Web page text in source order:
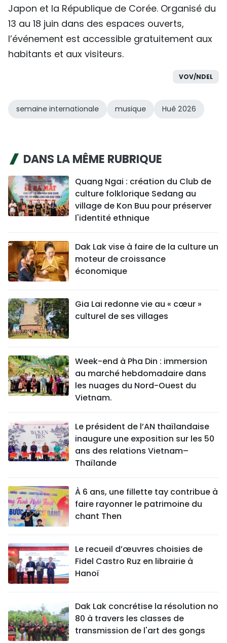
Japon et la République de Corée. Organisé du
13 au 18 juin dans des espaces ouverts,
l’événement est accessible gratuitement aux
habitants et aux visiteurs.
VOV/NDEL
semaine internationale musique Huê 2026
DANS LA MÊME RUBRIQUE
Quang Ngai : création du Club de
culture folklorique Sedang au
village de Kon Buu pour préserver
l'identité ethnique
Dak Lak vise à faire de la culture un
moteur de croissance
économique
Gia Lai redonne vie au « cœur »
culturel de ses villages
Week-end à Pha Din : immersion
au marché hebdomadaire dans
les nuages du Nord-Ouest du
Vietnam.
Le président de l’AN thaïlandaise
inaugure une exposition sur les 50
ans des relations Vietnam–
Thaïlande
À 6 ans, une fillette tay contribue à
faire rayonner le patrimoine du
chant Then
Le recueil d’œuvres choisies de
Fidel Castro Ruz en librairie à
Hanoï
Dak Lak concrétise la résolution no
80 à travers les classes de
transmission de l'art des gongs